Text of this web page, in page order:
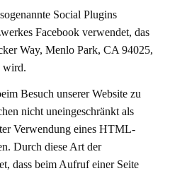
Social Plugins
Facebook verwendet, das
Way, Menlo Park, CA 94025,
wird.
Besuch unserer Website zu
nicht uneingeschränkt als
Verwendung eines HTML-
Durch diese Art der
dass beim Aufruf einer Seite